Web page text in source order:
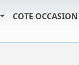
COTE OCCASION